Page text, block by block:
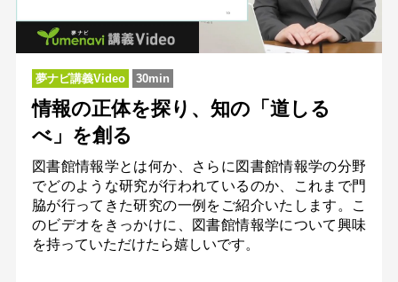
夢ナビ講義Video 30min
情報の正体を探り、知の「道しる
べ」を創る
図書館情報学とは何か、さらに図書館情報学の分野
でどのような研究が行われているのか、これまで門
脇が行ってきた研究の一例をご紹介いたします。こ
のビデオをきっかけに、図書館情報学について興味
を持っていただけたら嬉しいです。